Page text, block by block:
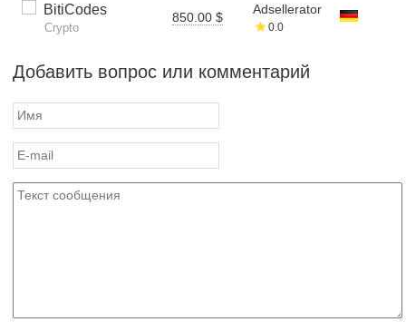
BitiCodes
Crypto
850.00 $
Adsellerator
0.0
Добавить вопрос или комментарий